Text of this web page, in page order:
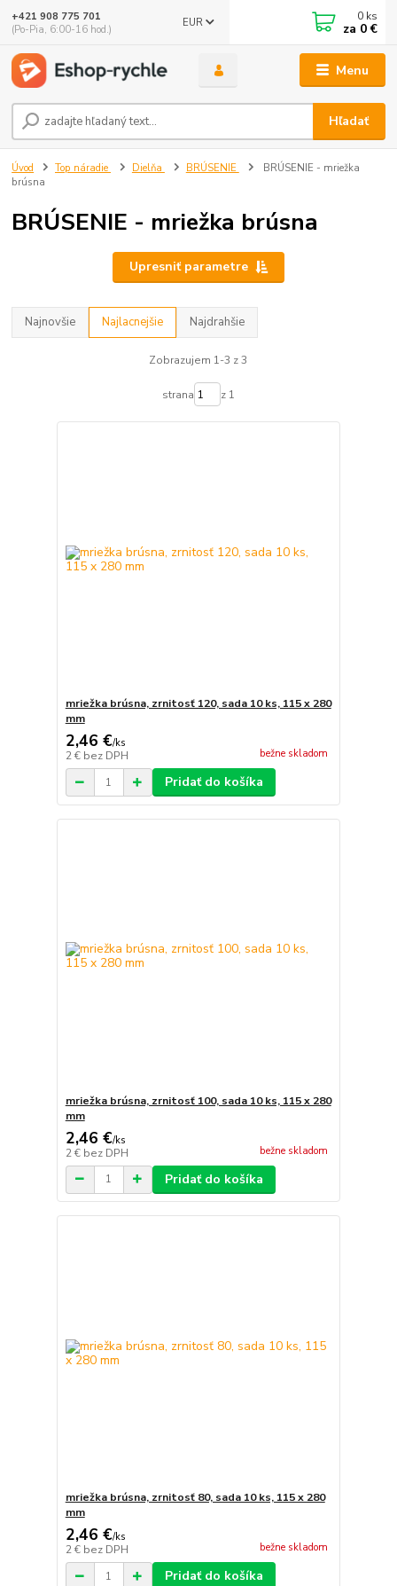
Menu
EUR
Hľadať
+421 908 775 701
(Po-Pia, 6:00-16 hod.)
0 ks
za 0 €
Úvod Top náradie Dielňa BRÚSENIE
BRÚSENIE - mriežka
brúsna
BRÚSENIE - mriežka brúsna
Upresniť parametre
Najnovšie Najlacnejšie Najdrahšie
Zobrazujem 1-3 z 3
strana z 1
mriežka brúsna, zrnitosť 120, sada 10 ks, 115 x 280
mm
2,46 €/ks
2 € bez DPH bežne skladom
Pridať do košíka
mriežka brúsna, zrnitosť 100, sada 10 ks, 115 x 280
mm
2,46 €/ks
2 € bez DPH bežne skladom
Pridať do košíka
mriežka brúsna, zrnitosť 80, sada 10 ks, 115 x 280
mm
2,46 €/ks
2 € bez DPH bežne skladom
Pridať do košíka